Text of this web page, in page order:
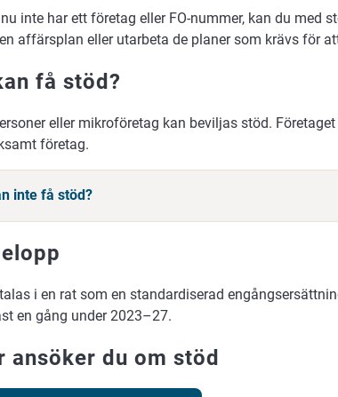
inte har ett företag eller FO-nummer, kan du med
affärsplan eller utarbeta de planer som krävs för
få stöd?
eller mikroföretag kan beviljas stöd.
företag.
inte få stöd?
i en rat som en standardiserad
en gång under 2023–27.
ansöker du om stöd